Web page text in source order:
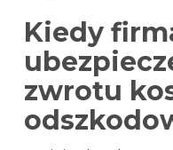
Kiedy
zwrotu